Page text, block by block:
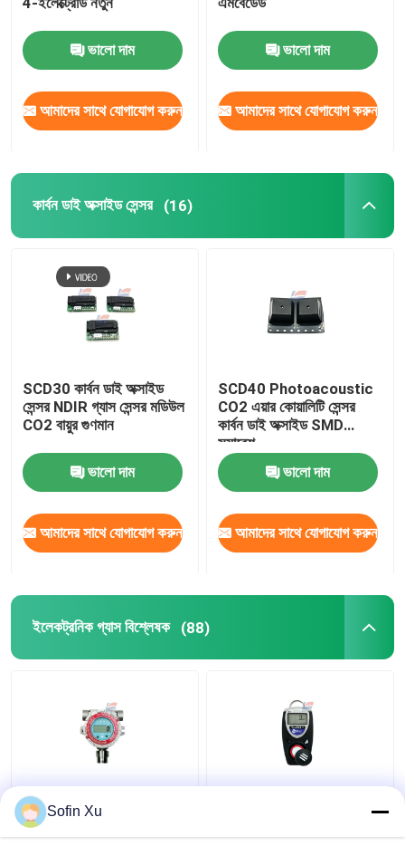
বর্তমান সেন্সর
ইনফ্রারেড ফটোইলেকট্রিক সেন্সর
অন্যান্য সেন্সর
গ্যাস সেন্সর মডিউল
ভালো দাম
আমাদের সাথে যোগাযোগ করুন
ভালো দাম
আমাদের সাথে যোগাযোগ করুন
কার্বন ডাই অক্সাইড সেন্সর (16)
SCD30 কার্বন ডাই অক্সাইড
সেন্সর NDIR গ্যাস সেন্সর মডিউল
CO2 বায়ুর গুণমান
ভালো দাম
আমাদের সাথে যোগাযোগ করুন
SCD40 Photoacoustic
CO2 এয়ার কোয়ালিটি সেন্সর
কার্বন ডাই অক্সাইড SMD
সমাবেশ
ভালো দাম
আমাদের সাথে যোগাযোগ করুন
ইলেকট্রনিক গ্যাস বিশ্লেষক (88)
FGM-1200S ইলেকট্রনিক
গ্যাস বিশ্লেষক RS485 ফিক্সড
Sofin Xu